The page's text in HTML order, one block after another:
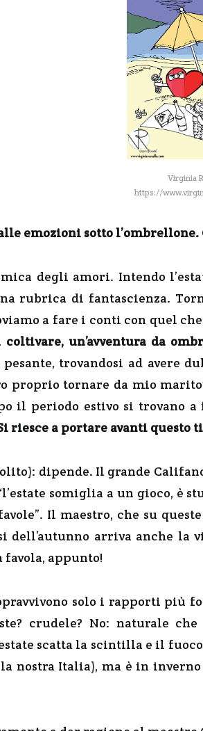
Virginia
https://
emozioni sotto
degli amori. Intendo
rubrica di fantascienza.
a fare i conti con quel
un’avventura da
trovandosi ad avere
proprio tornare da mio
il periodo estivo si trovano
riesce a portare avanti questo
dipende. Il grande
somiglia a un gioco, è
Il maestro, che su
dell’autunno arriva anche
favola, appunto!
solo i rapporti più
crudele? No: naturale
scatta la scintilla e il
nostra Italia), ma è in